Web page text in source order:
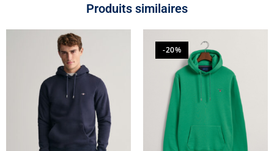
Produits similaires
-20%